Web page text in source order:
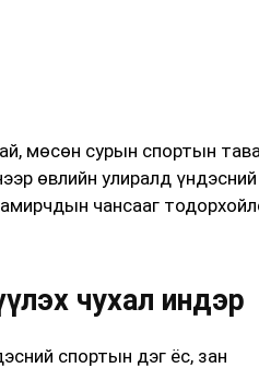
мөсөн сурын спортын
өвлийн улиралд үндэсний
чансааг
чухал индэр
спортын дэг ёс, зан